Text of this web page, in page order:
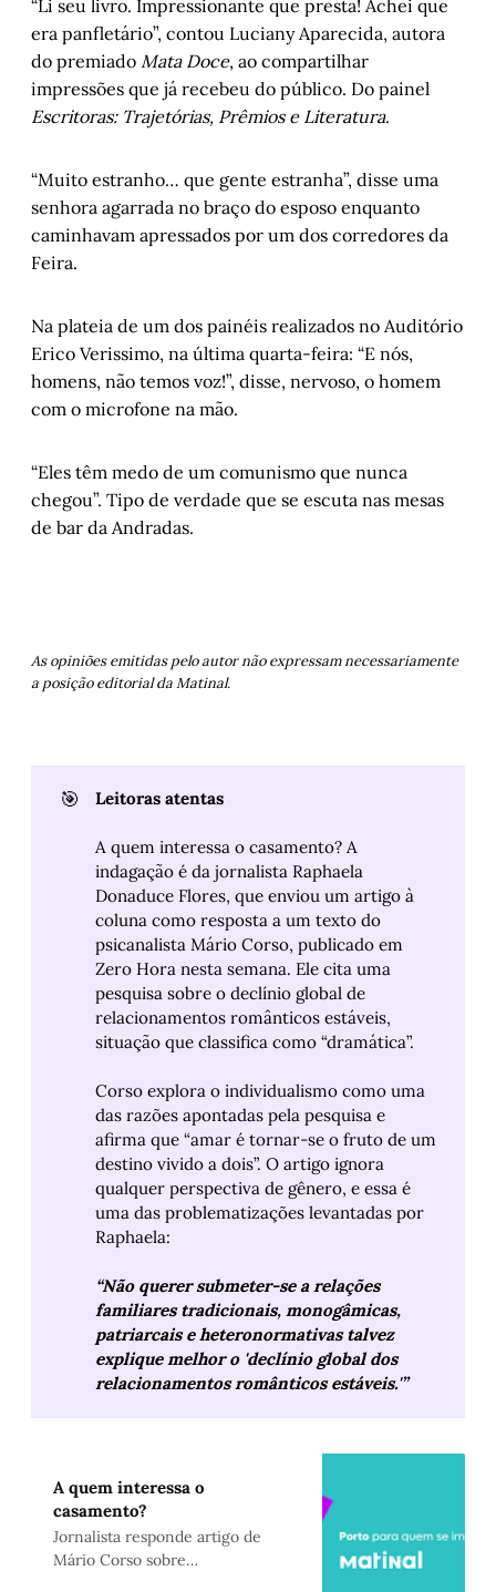
“Li seu livro. Impressionante que presta! Achei que
era panfletário”, contou Luciany Aparecida, autora
do premiado Mata Doce, ao compartilhar
impressões que já recebeu do público. Do painel
Escritoras: Trajetórias, Prêmios e Literatura.
“Muito estranho… que gente estranha”, disse uma
senhora agarrada no braço do esposo enquanto
caminhavam apressados por um dos corredores da
Feira.
Na plateia de um dos painéis realizados no Auditório
Erico Verissimo, na última quarta-feira: “E nós,
homens, não temos voz!”, disse, nervoso, o homem
com o microfone na mão.
“Eles têm medo de um comunismo que nunca
chegou”. Tipo de verdade que se escuta nas mesas
de bar da Andradas.
As opiniões emitidas pelo autor não expressam necessariamente
a posição editorial da Matinal.
🎯 Leitoras atentas
A quem interessa o casamento? A
indagação é da jornalista Raphaela
Donaduce Flores, que enviou um artigo à
coluna como resposta a um texto do
psicanalista Mário Corso, publicado em
Zero Hora nesta semana. Ele cita uma
pesquisa sobre o declínio global de
relacionamentos românticos estáveis,
situação que classifica como “dramática”.
Corso explora o individualismo como uma
das razões apontadas pela pesquisa e
afirma que “amar é tornar-se o fruto de um
destino vivido a dois”. O artigo ignora
qualquer perspectiva de gênero, e essa é
uma das problematizações levantadas por
Raphaela:
“Não querer submeter-se a relações
familiares tradicionais, monogâmicas,
patriarcais e heteronormativas talvez
explique melhor o 'declínio global dos
relacionamentos românticos estáveis.'”
A quem interessa o
casamento?
Jornalista responde artigo de
Mário Corso sobre